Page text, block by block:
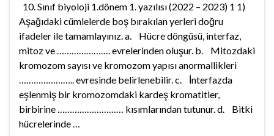
10. Sınıf biyoloji 1.dönem 1. yazılısı (2022 – 2023) 1 1)
Aşağıdaki cümlelerde boş bırakılan yerleri doğru
ifadeler ile tamamlayınız. a. Hücre döngüsü, interfaz,
mitoz ve …………………. evrelerinden oluşur. b. Mitozdaki
kromozom sayısı ve kromozom yapısı anormallikleri
………………….. evresinde belirlenebilir. c. İnterfazda
eşlenmiş bir kromozomdaki kardeş kromatitler,
birbirine ……………………… kısımlarından tutunur. d. Bitki
hücrelerinde …